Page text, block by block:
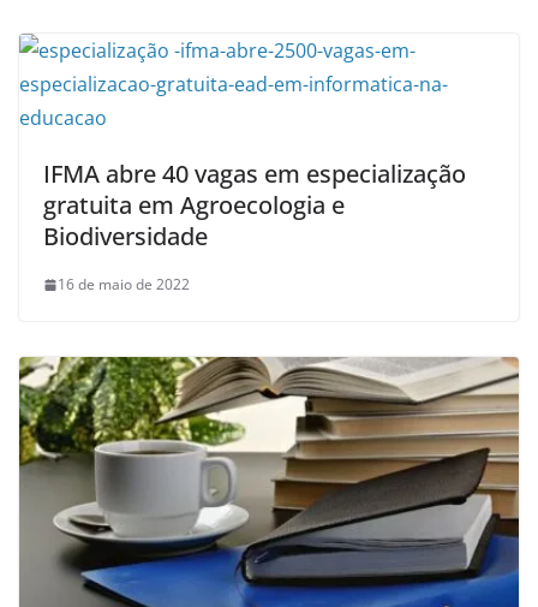
IFMA abre 40 vagas em especialização
gratuita em Agroecologia e
Biodiversidade
16 de maio de 2022